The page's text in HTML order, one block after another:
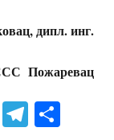
дипл. инг.
Пожаревац
Threads